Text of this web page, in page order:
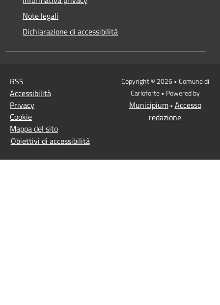
Note legali
Dichiarazione di accessibilità
RSS
Accessibilità
Privacy
Cookie
Mappa del sito
Obiettivi di accessibilità
Copyright © 2026 • Comune di
Carloforte • Powered by
Municipium• Accesso
redazione